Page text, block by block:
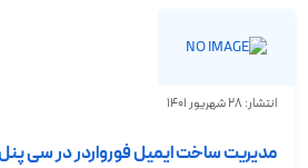
انتشار: 28 شهریور 1401
مدیریت ساخت ایمیل فورواردر در سی